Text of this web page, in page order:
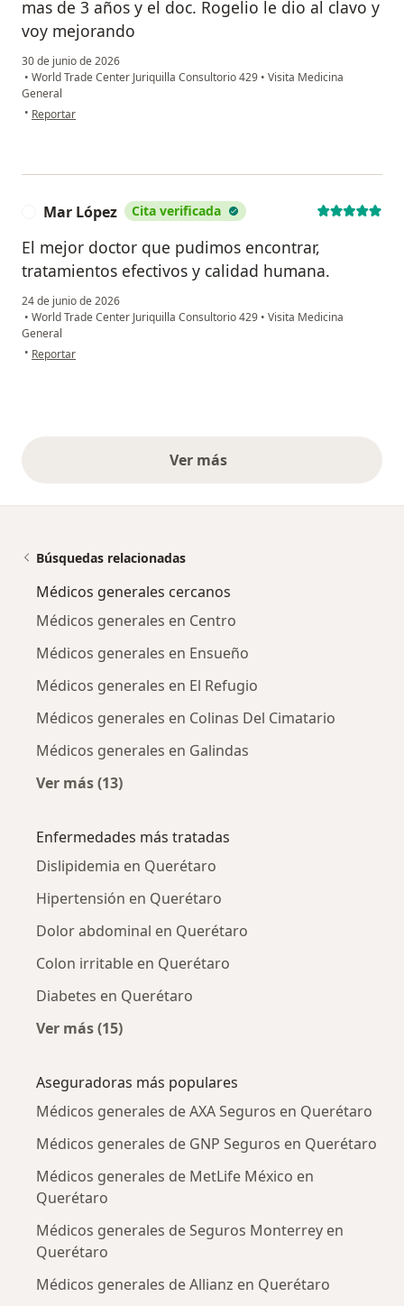
mas de 3 años y el doc. Rogelio le dio al clavo y
voy mejorando
30 de junio de 2026
• World Trade Center Juriquilla Consultorio 429 • Visita Medicina
General
• en opinión del usuario Julio
Reportar
Mar López Cita verificada
El mejor doctor que pudimos encontrar,
tratamientos efectivos y calidad humana.
24 de junio de 2026
• World Trade Center Juriquilla Consultorio 429 • Visita Medicina
General
• en opinión del usuario Mar López
Reportar
Ver másopiniones anteriores
Búsquedas relacionadas
Médicos generales cercanos
Médicos generales en Centro
Médicos generales en Ensueño
Médicos generales en El Refugio
Médicos generales en Colinas Del Cimatario
Médicos generales en Galindas
Ver más (13)
Enfermedades más tratadas
Dislipidemia en Querétaro
Hipertensión en Querétaro
Dolor abdominal en Querétaro
Colon irritable en Querétaro
Diabetes en Querétaro
Ver más (15)
Aseguradoras más populares
Médicos generales de AXA Seguros en Querétaro
Médicos generales de GNP Seguros en Querétaro
Médicos generales de MetLife México en
Querétaro
Médicos generales de Seguros Monterrey en
Querétaro
Médicos generales de Allianz en Querétaro